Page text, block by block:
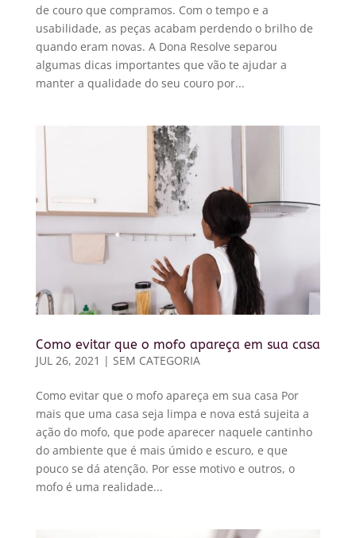
de couro que compramos. Com o tempo e a
usabilidade, as peças acabam perdendo o brilho de
quando eram novas. A Dona Resolve separou
algumas dicas importantes que vão te ajudar a
manter a qualidade do seu couro por...
Como evitar que o mofo apareça em sua casa
JUL 26, 2021 | SEM CATEGORIA
Como evitar que o mofo apareça em sua casa Por
mais que uma casa seja limpa e nova está sujeita a
ação do mofo, que pode aparecer naquele cantinho
do ambiente que é mais úmido e escuro, e que
pouco se dá atenção. Por esse motivo e outros, o
mofo é uma realidade...